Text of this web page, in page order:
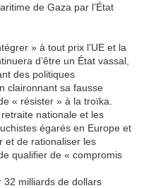
de Gaza par l’État
» à tout prix l’UE et la
d’être un État vassal,
des politiques
claironnant sa fausse
« résister » à la troïka.
nationale et les
égarés en Europe et
et de rationaliser les
qualifier de « compromis
32 milliards de dollars